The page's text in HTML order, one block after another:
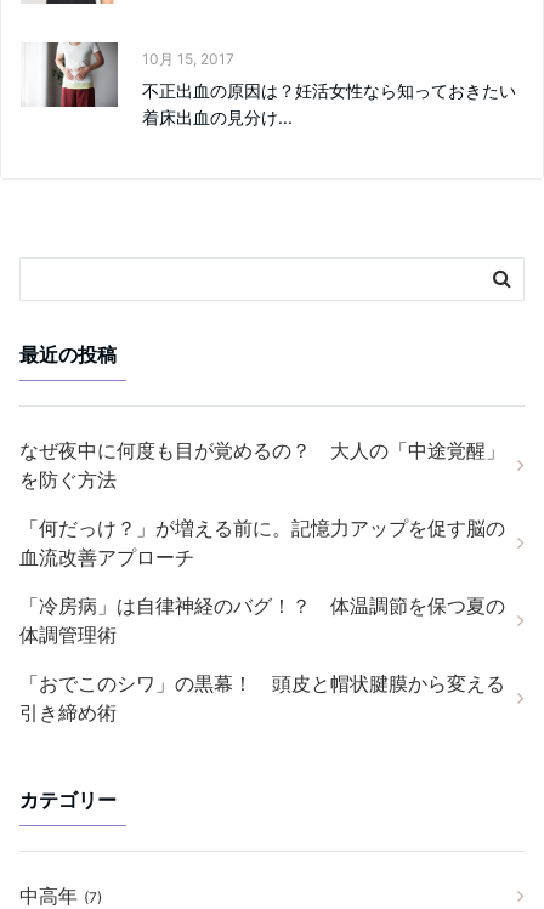
10月 15, 2017
不正出血の原因は？妊活女性なら知っておきたい
着床出血の見分け...
最近の投稿
なぜ夜中に何度も目が覚めるの？ 大人の「中途覚醒」
を防ぐ方法
「何だっけ？」が増える前に。記憶力アップを促す脳の
血流改善アプローチ
「冷房病」は自律神経のバグ！？ 体温調節を保つ夏の
体調管理術
「おでこのシワ」の黒幕！ 頭皮と帽状腱膜から変える
引き締め術
カテゴリー
中高年 (7)